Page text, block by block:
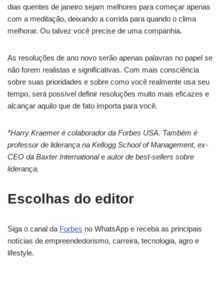
dias quentes de janeiro sejam melhores para começar apenas
com a meditação, deixando a corrida para quando o clima
melhorar. Ou talvez você precise de uma companhia.
As resoluções de ano novo serão apenas palavras no papel se
não forem realistas e significativas. Com mais consciência
sobre suas prioridades e sobre como você realmente usa seu
tempo, será possível definir resoluções muito mais eficazes e
alcançar aquilo que de fato importa para você.
*Harry Kraemer é colaborador da Forbes USA. Também é
professor de liderança na Kellogg School of Management, ex-
CEO da Baxter International e autor de best-sellers sobre
liderança.
Escolhas do editor
Siga o canal da Forbes no WhatsApp e receba as principais
notícias de empreendedorismo, carreira, tecnologia, agro e
lifestyle.